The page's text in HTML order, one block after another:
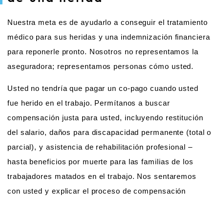
Nuestra meta es de ayudarlo a conseguir el tratamiento
médico para sus heridas y una indemnización financiera
para reponerle pronto. Nosotros no representamos la
aseguradora; representamos personas cómo usted.
Usted no tendría que pagar un co-pago cuando usted
fue herido en el trabajo. Permítanos a buscar
compensación justa para usted, incluyendo restitución
del salario, daños para discapacidad permanente (total o
parcial), y asistencia de rehabilitación profesional –
hasta beneficios por muerte para las familias de los
trabajadores matados en el trabajo. Nos sentaremos
con usted y explicar el proceso de compensación